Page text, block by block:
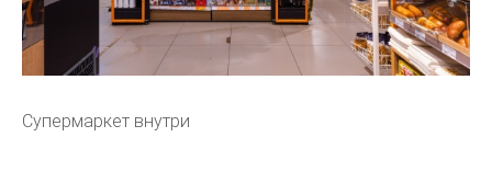
Супермаркет внутри